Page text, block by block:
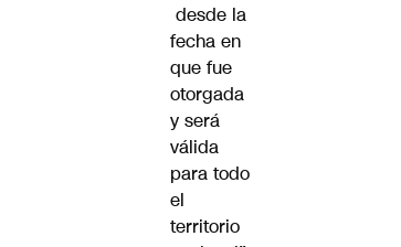
desde la
fecha en
que fue
otorgada
y será
válida
para todo
el
territorio